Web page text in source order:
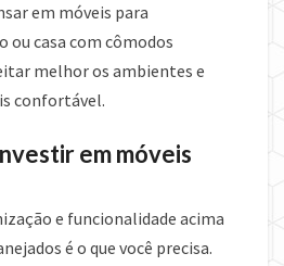
em móveis para
casa com cômodos
melhor os ambientes e
confortável.
em móveis
e funcionalidade acima
é o que você precisa.